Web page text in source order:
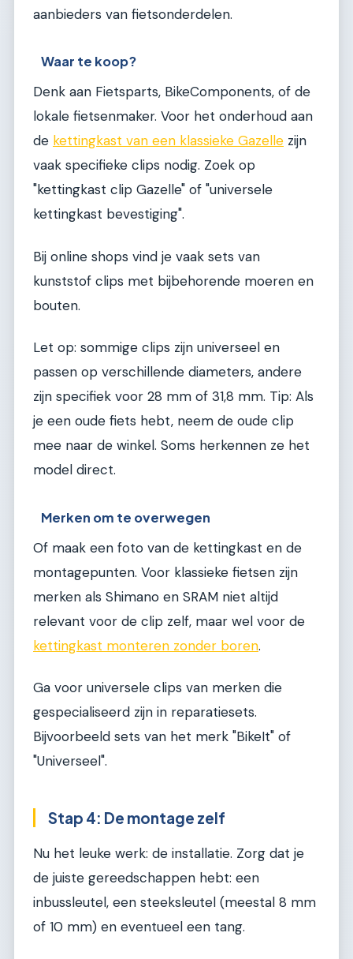
aanbieders van fietsonderdelen.
Waar te koop?
Denk aan Fietsparts, BikeComponents, of de
lokale fietsenmaker. Voor het onderhoud aan
de kettingkast van een klassieke Gazelle zijn
vaak specifieke clips nodig. Zoek op
"kettingkast clip Gazelle" of "universele
kettingkast bevestiging".
Bij online shops vind je vaak sets van
kunststof clips met bijbehorende moeren en
bouten.
Let op: sommige clips zijn universeel en
passen op verschillende diameters, andere
zijn specifiek voor 28 mm of 31,8 mm. Tip: Als
je een oude fiets hebt, neem de oude clip
mee naar de winkel. Soms herkennen ze het
model direct.
Merken om te overwegen
Of maak een foto van de kettingkast en de
montagepunten. Voor klassieke fietsen zijn
merken als Shimano en SRAM niet altijd
relevant voor de clip zelf, maar wel voor de
kettingkast monteren zonder boren.
Ga voor universele clips van merken die
gespecialiseerd zijn in reparatiesets.
Bijvoorbeeld sets van het merk "BikeIt" of
"Universeel".
Stap 4: De montage zelf
Nu het leuke werk: de installatie. Zorg dat je
de juiste gereedschappen hebt: een
inbussleutel, een steeksleutel (meestal 8 mm
of 10 mm) en eventueel een tang.